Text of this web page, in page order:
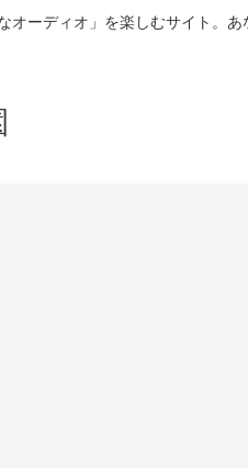
ーディオ」を楽しむサイト。